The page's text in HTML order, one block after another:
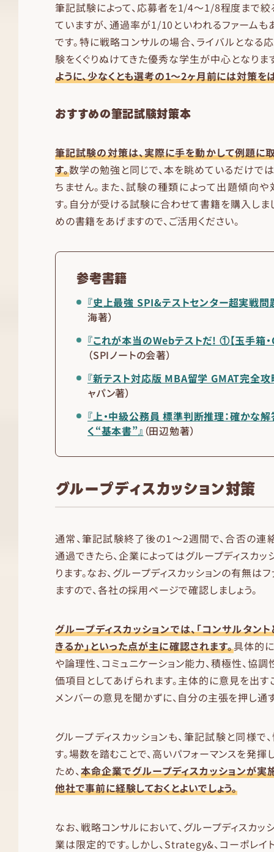
筆記試験によって、応募者を1/4〜1/8程度まで絞
ていますが、通過率が1/10といわれるファームも
です。特に戦略コンサルの場合、ライバルとなる
験をくぐりぬけてきた優秀な学生が中心となりま
ように、少なくとも選考の1〜2ヶ月前には対策をは
おすすめの筆記試験対策本
筆記試験の対策は、実際に手を動かして例題に
す。数学の勉強と同じで、本を眺めているだけで
ちません。また、試験の種類によって出題傾向
す。自分が受ける試験に合わせて書籍を購入しま
めの書籍をあげますので、ご活用ください。
参考書籍
『史上最強 SPI&テストセンター超実戦問
海著）
『これが本当のWebテストだ! ①【玉手箱・
（SPIノートの会著）
『新テスト対応版 MBA留学 GMAT完全攻
ャパン著）
『上・中級公務員 標準判断推理：確かな
く“基本書”』 （田辺勉著）
グループディスカッション対策
通常、筆記試験終了後の1〜2週間で、合否の連
通過できたら、企業によってはグループディスカ
ります。なお、グループディスカッションの有無は
ますので、各社の採用ページで確認しましょう。
グループディスカッションでは、「コンサルタン
きるか」といった点が主に確認されます。具体的
や論理性、コミュニケーション能力、積極性、協
価項目としてあげられます。主体的に意見を出す
メンバーの意見を聞かずに、自分の主張を押し通
グループディスカッションも、筆記試験と同様で
す。場数を踏むことで、高いパフォーマンスを発揮
ため、本命企業でグループディスカッションが実
他社で事前に経験しておくとよいでしょう。
なお、戦略コンサルにおいて、グループディスカ
業は限定的です。しかし、Strategy&、コーポレイ